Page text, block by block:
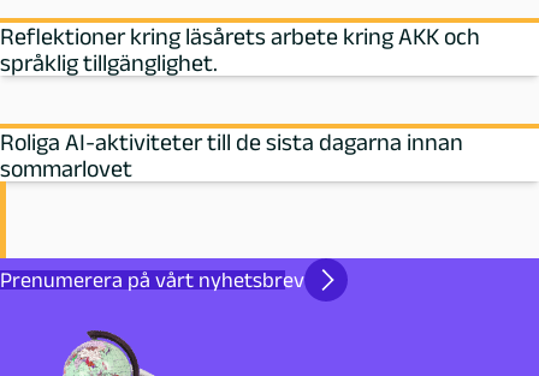
Reflektioner kring läsårets arbete kring AKK och
språklig tillgänglighet.
Roliga AI-aktiviteter till de sista dagarna innan
sommarlovet
Prenumerera på vårt nyhetsbrev